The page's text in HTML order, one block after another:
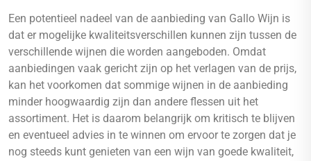
Een potentieel nadeel van de aanbieding van Gallo Wijn is
dat er mogelijke kwaliteitsverschillen kunnen zijn tussen de
verschillende wijnen die worden aangeboden. Omdat
aanbiedingen vaak gericht zijn op het verlagen van de prijs,
kan het voorkomen dat sommige wijnen in de aanbieding
minder hoogwaardig zijn dan andere flessen uit het
assortiment. Het is daarom belangrijk om kritisch te blijven
en eventueel advies in te winnen om ervoor te zorgen dat je
nog steeds kunt genieten van een wijn van goede kwaliteit,